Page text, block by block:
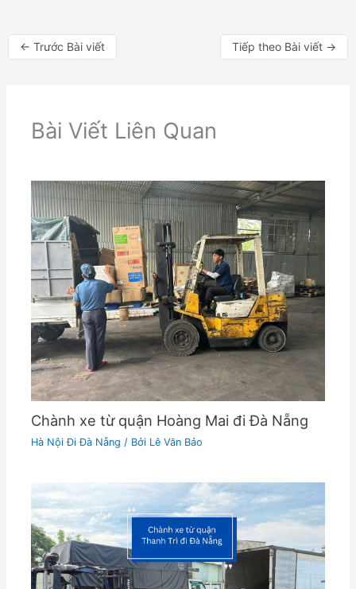
← Trước Bài viết Tiếp theo Bài viết →
Bài Viết Liên Quan
Chành xe từ quận Hoàng Mai đi Đà Nẵng
Hà Nội Đi Đà Nẵng / Bởi Lê Văn Bảo